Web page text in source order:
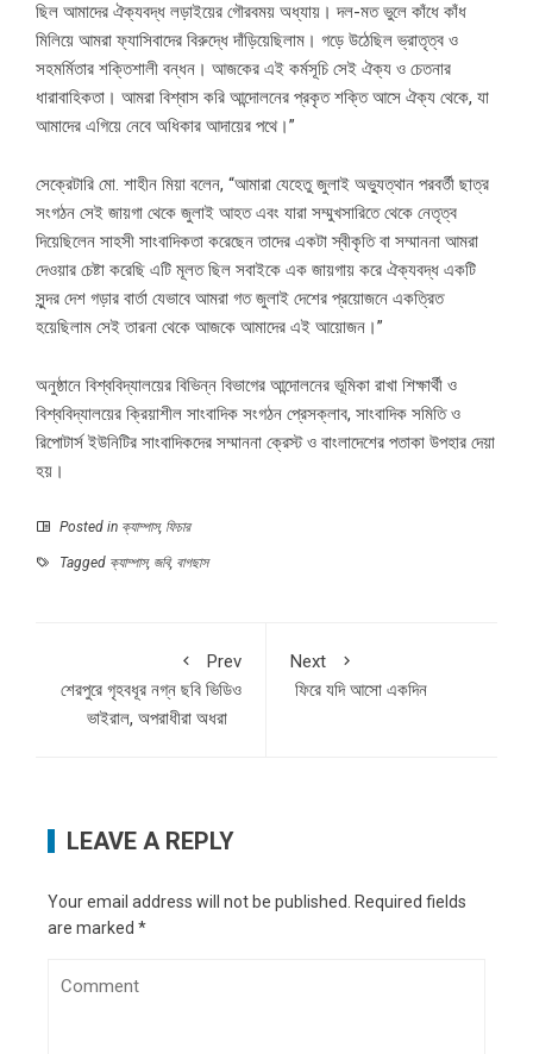
ছিল আমাদের ঐক্যবদ্ধ লড়াইয়ের গৌরবময় অধ্যায়। দল-মত ভুলে কাঁধে কাঁধ
মিলিয়ে আমরা ফ্যাসিবাদের বিরুদ্ধে দাঁড়িয়েছিলাম। গড়ে উঠেছিল ভ্রাতৃত্ব ও
সহমর্মিতার শক্তিশালী বন্ধন। আজকের এই কর্মসূচি সেই ঐক্য ও চেতনার
ধারাবাহিকতা। আমরা বিশ্বাস করি আন্দোলনের প্রকৃত শক্তি আসে ঐক্য থেকে, যা
আমাদের এগিয়ে নেবে অধিকার আদায়ের পথে।”
সেক্রেটারি মো. শাহীন মিয়া বলেন, “আমারা যেহেতু জুলাই অভ্যুত্থান পরবর্তী ছাত্র
সংগঠন সেই জায়গা থেকে জুলাই আহত এবং যারা সম্মুখসারিতে থেকে নেতৃত্ব
দিয়েছিলেন সাহসী সাংবাদিকতা করেছেন তাদের একটা স্বীকৃতি বা সম্মাননা আমরা
দেওয়ার চেষ্টা করেছি এটি মূলত ছিল সবাইকে এক জায়গায় করে ঐক্যবদ্ধ একটি
সুন্দর দেশ গড়ার বার্তা যেভাবে আমরা গত জুলাই দেশের প্রয়োজনে একত্রিত
হয়েছিলাম সেই তারনা থেকে আজকে আমাদের এই আয়োজন।”
অনুষ্ঠানে বিশ্ববিদ্যালয়ের বিভিন্ন বিভাগের আন্দোলনের ভূমিকা রাখা শিক্ষার্থী ও
বিশ্ববিদ্যালয়ের ক্রিয়াশীল সাংবাদিক সংগঠন প্রেসক্লাব, সাংবাদিক সমিতি ও
রিপোটার্স ইউনিটির সাংবাদিকদের সম্মাননা ক্রেস্ট ও বাংলাদেশের পতাকা উপহার দেয়া
হয়।
Posted in ক্যাম্পাস, ফিচার
Tagged ক্যাম্পাস, জবি, বাগছাস
Prev
শেরপুরে গৃহবধূর নগ্ন ছবি ভিডিও
ভাইরাল, অপরাধীরা অধরা
Next
ফিরে যদি আসো একদিন
LEAVE A REPLY
Your email address will not be published. Required fields
are marked *